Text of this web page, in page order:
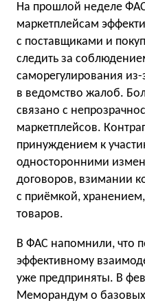
На прошлой неделе
маркетплейсам
с поставщиками и
следить за
саморегулирования
в ведомство жалоб.
связано с
маркетплейсов.
принуждением к
односторонними
договоров, взимании
с приёмкой,
товаров.
В ФАС напомнили, что
эффективному
уже предприняты. В
Меморандум о